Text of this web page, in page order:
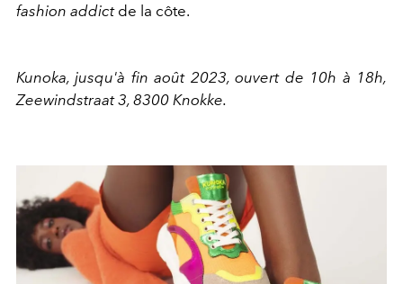
fashion addictde la côte.
Kunoka, jusqu'à fin août 2023, ouvert de 10h à 18h,
Zeewindstraat 3, 8300 Knokke.